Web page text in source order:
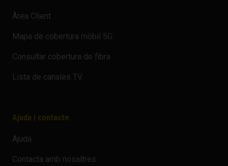
Àrea Client
Mapa de cobertura mòbil 5G
Consultar cobertura de fibra
Lista de canales TV
Ajuda i contacte
Ajuda
Contacta amb nosaltres